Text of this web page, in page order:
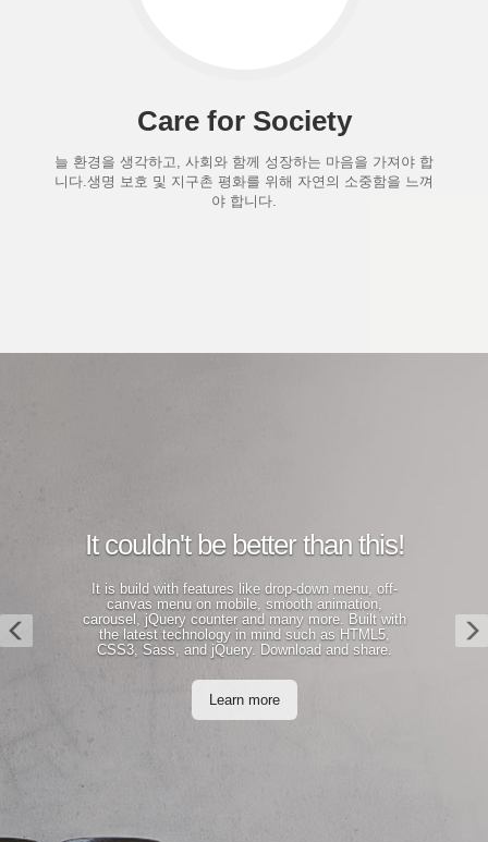
Care for Society
늘 환경을 생각하고, 사회와 함께 성장하는 마음을 가져야 합
니다.생명 보호 및 지구촌 평화를 위해 자연의 소중함을 느껴
야 합니다.